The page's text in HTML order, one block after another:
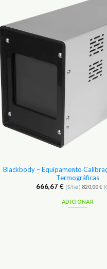
Blackbody – Equipamento
Termográficas
666,67 € (S/Iva) 820,00€
ADICIONAR